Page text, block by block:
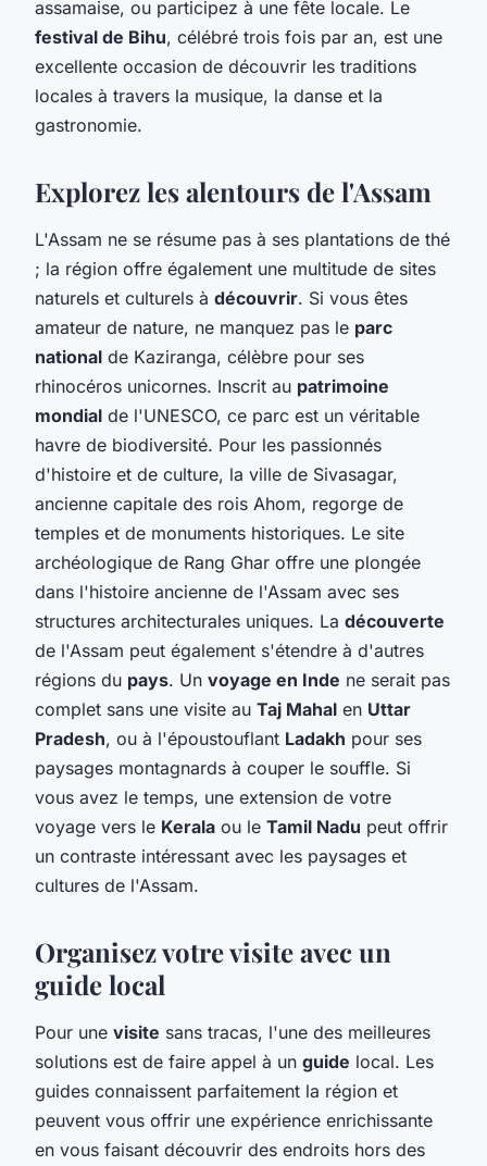
assamaise, ou participez à une fête locale. Le
festival de Bihu, célébré trois fois par an, est une
excellente occasion de découvrir les traditions
locales à travers la musique, la danse et la
gastronomie.
Explorez les alentours de l'Assam
L'Assam ne se résume pas à ses plantations de thé
; la région offre également une multitude de sites
naturels et culturels à découvrir. Si vous êtes
amateur de nature, ne manquez pas le parc
national de Kaziranga, célèbre pour ses
rhinocéros unicornes. Inscrit au patrimoine
mondial de l'UNESCO, ce parc est un véritable
havre de biodiversité. Pour les passionnés
d'histoire et de culture, la ville de Sivasagar,
ancienne capitale des rois Ahom, regorge de
temples et de monuments historiques. Le site
archéologique de Rang Ghar offre une plongée
dans l'histoire ancienne de l'Assam avec ses
structures architecturales uniques. La découverte
de l'Assam peut également s'étendre à d'autres
régions du pays. Un voyage en Inde ne serait pas
complet sans une visite au Taj Mahal en Uttar
Pradesh, ou à l'époustouflant Ladakh pour ses
paysages montagnards à couper le souffle. Si
vous avez le temps, une extension de votre
voyage vers le Kerala ou le Tamil Nadu peut offrir
un contraste intéressant avec les paysages et
cultures de l'Assam.
Organisez votre visite avec un
guide local
Pour une visite sans tracas, l'une des meilleures
solutions est de faire appel à un guide local. Les
guides connaissent parfaitement la région et
peuvent vous offrir une expérience enrichissante
en vous faisant découvrir des endroits hors des